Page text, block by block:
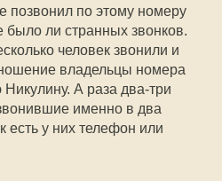
позвонил по этому номеру
было ли странных звонков.
человек звонили и
владельцы номера
А раза два-три
именно в два
есть у них телефон или